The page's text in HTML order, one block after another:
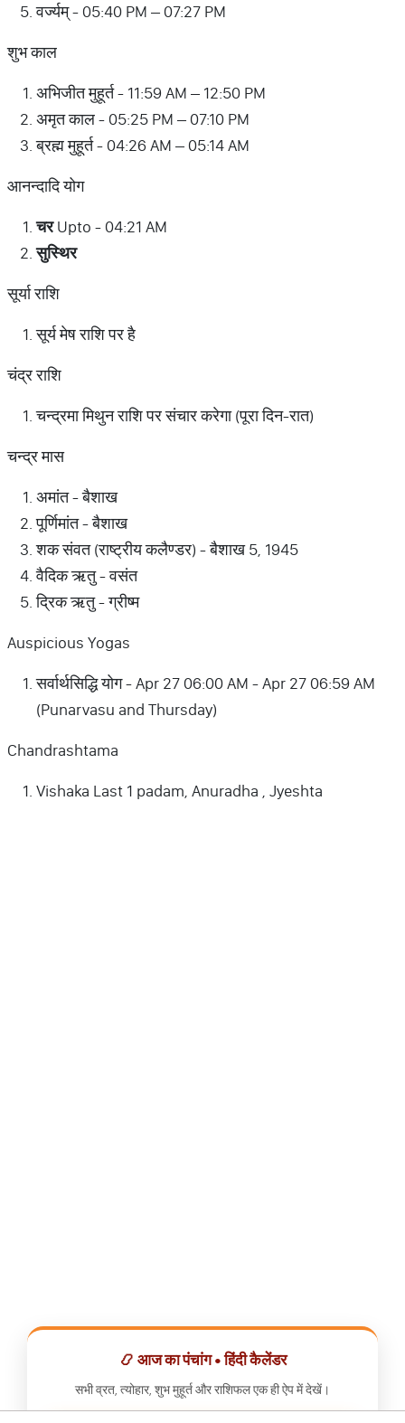
वर्ज्यम् - 05:40 PM – 07:27 PM
शुभ काल
अभिजीत मुहूर्त - 11:59 AM – 12:50 PM
अमृत काल - 05:25 PM – 07:10 PM
ब्रह्म मुहूर्त - 04:26 AM – 05:14 AM
आनन्दादि योग
चरUpto - 04:21 AM
सुस्थिर
सूर्या राशि
सूर्य मेष राशि पर है
चंद्र राशि
चन्द्रमा मिथुन राशि पर संचार करेगा (पूरा दिन-रात)
चन्द्र मास
अमांत - बैशाख
पूर्णिमांत - बैशाख
शक संवत (राष्ट्रीय कलैण्डर) - बैशाख 5, 1945
वैदिक ऋतु - वसंत
द्रिक ऋतु - ग्रीष्म
Auspicious Yogas
सर्वार्थसिद्धि योग - Apr 27 06:00 AM - Apr 27 06:59 AM
(Punarvasu and Thursday)
Chandrashtama
Vishaka Last 1 padam, Anuradha , Jyeshta
📿 आज का पंचांग • हिंदी कैलेंडर
सभी व्रत, त्योहार, शुभ मुहूर्त और राशिफल एक ही ऐप में देखें।